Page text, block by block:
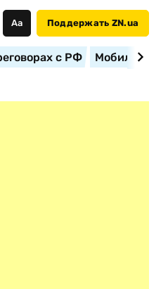
Аа Поддержать ZN.ua
с РФ